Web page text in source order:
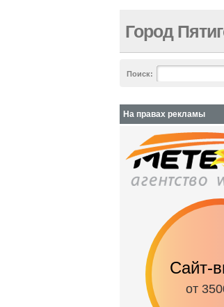
Город
Поиск:
На правах рекламы
Сайт-
от